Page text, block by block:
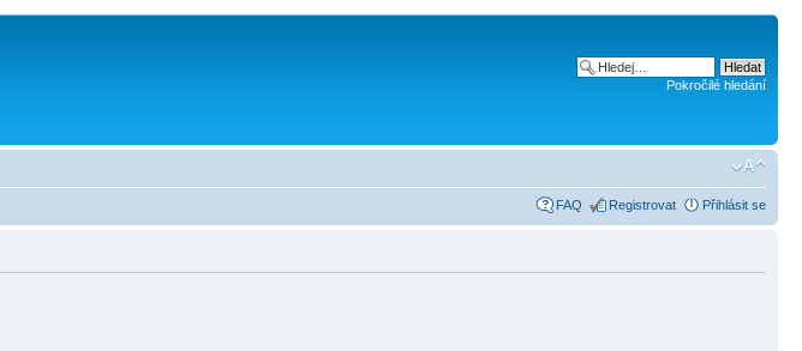
Pokročilé hledání
FAQ Registrovat Přihlásit se